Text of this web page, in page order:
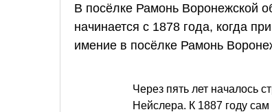
В посёлке Рамонь Воронежской
начинается с 1878 года, когда
имение в посёлке Рамонь
Через пять лет началось
Нейслера. К 1887 году